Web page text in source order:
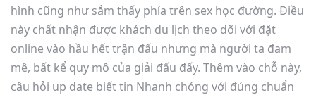
hình cũng như sắm thấy phía trên sex học đường. Điều
này chất nhận được khách du lịch theo dõi với đặt
online vào hầu hết trận đấu nhưng mà người ta đam
mê, bất kể quy mô của giải đấu đấy. Thêm vào chỗ này,
câu hỏi up date biết tin Nhanh chóng với đúng chuẩn